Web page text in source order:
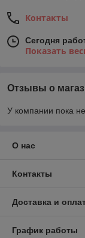
Контакты
Сегодня
Показать
Отзывы о
У компании пока
О нас
Контакты
Доставка и
График работы